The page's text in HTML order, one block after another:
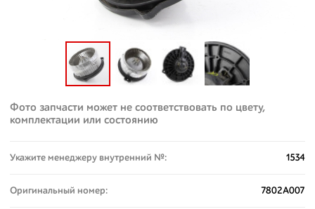
Фото запчасти может не соответствовать по цвету,
комплектации или состоянию
Укажите менеджеру внутренний №: 1534
Оригинальный номер: 7802A007